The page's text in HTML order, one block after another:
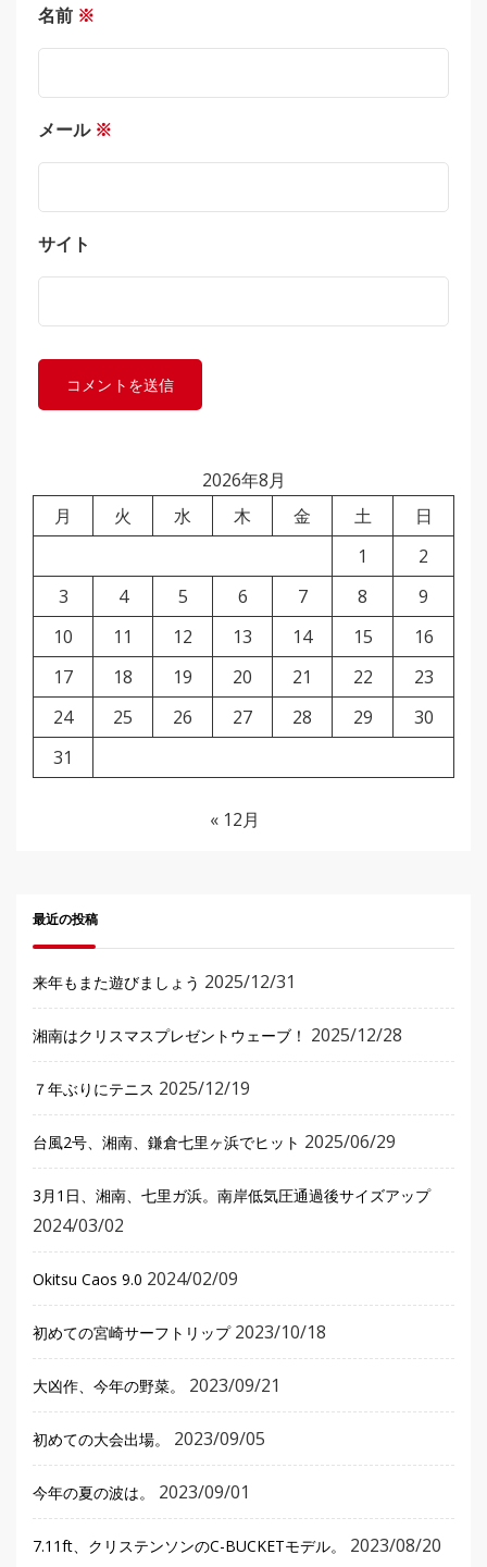
名前 ※
メール ※
サイト
2026年8月
月
火 水 木 金 土
日
1
2
3
4 5 6 7 8
9
10
11 12 13 14 15
16
17
18 19 20 21 22
23
24
25 26 27 28 29
30
31
« 12月
最近の投稿
来年もまた遊びましょう 2025/12/31
湘南はクリスマスプレゼントウェーブ！ 2025/12/28
７年ぶりにテニス 2025/12/19
台風2号、湘南、鎌倉七里ヶ浜でヒット 2025/06/29
3月1日、湘南、七里ガ浜。南岸低気圧通過後サイズアップ
2024/03/02
Okitsu Caos 9.0 2024/02/09
初めての宮崎サーフトリップ 2023/10/18
大凶作、今年の野菜。 2023/09/21
初めての大会出場。 2023/09/05
今年の夏の波は。 2023/09/01
7.11ft、クリステンソンのC-BUCKETモデル。 2023/08/20